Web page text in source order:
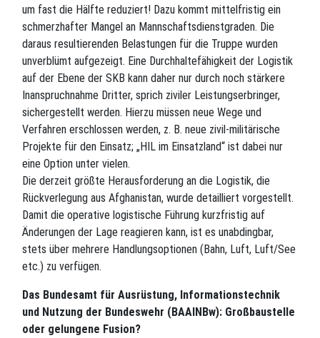
um fast die Hälfte reduziert! Dazu kommt mittelfristig ein
schmerzhafter Mangel an Mannschaftsdienstgraden. Die
daraus resultierenden Belastungen für die Truppe wurden
unverblümt aufgezeigt. Eine Durchhaltefähigkeit der Logistik
auf der Ebene der SKB kann daher nur durch noch stärkere
Inanspruchnahme Dritter, sprich ziviler Leistungserbringer,
sichergestellt werden. Hierzu müssen neue Wege und
Verfahren erschlossen werden, z. B. neue zivil-militärische
Projekte für den Einsatz; „HIL im Einsatzland“ ist dabei nur
eine Option unter vielen.
Die derzeit größte Herausforderung an die Logistik, die
Rückverlegung aus Afghanistan, wurde detailliert vorgestellt.
Damit die operative logistische Führung kurzfristig auf
Änderungen der Lage reagieren kann, ist es unabdingbar,
stets über mehrere Handlungsoptionen (Bahn, Luft, Luft/See
etc.) zu verfügen.
Das Bundesamt für Ausrüstung, Informationstechnik
und Nutzung der Bundeswehr (BAAINBw): Großbaustelle
oder gelungene Fusion?